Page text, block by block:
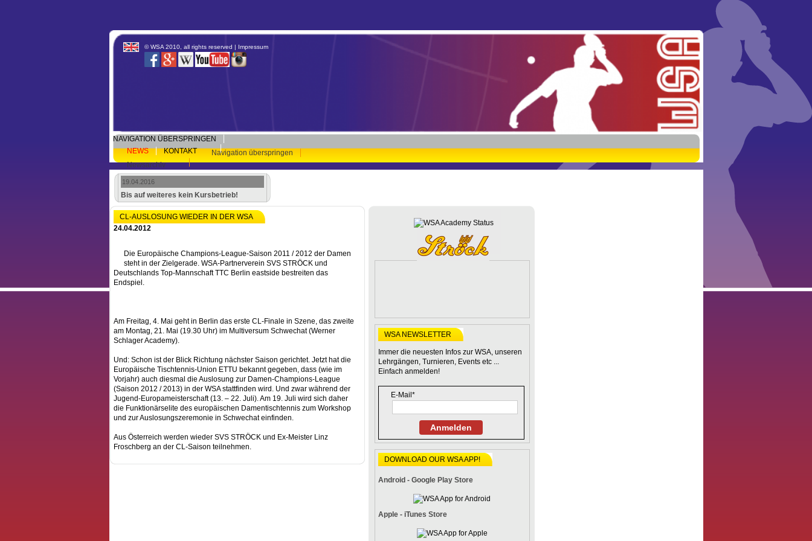
© WSA 2010, all rights reserved | Impressum
NAVIGATION ÜBERSPRINGEN
NEWS
KONTAKT
Navigation überspringen
Newsarchiv
19.04.2016
Bis auf weiteres kein Kursbetrieb!
CL-AUSLOSUNG WIEDER IN DER WSA
24.04.2012
Die Europäische Champions-League-Saison 2011 / 2012 der Damen
steht in der Zielgerade. WSA-Partnerverein SVS STRÖCK und
Deutschlands Top-Mannschaft TTC Berlin eastside bestreiten das
Endspiel.
Am Freitag, 4. Mai geht in Berlin das erste CL-Finale in Szene, das zweite
am Montag, 21. Mai (19.30 Uhr) im Multiversum Schwechat (Werner
Schlager Academy).
Und: Schon ist der Blick Richtung nächster Saison gerichtet. Jetzt hat die
Europäische Tischtennis-Union ETTU bekannt gegeben, dass (wie im
Vorjahr) auch diesmal die Auslosung zur Damen-Champions-League
(Saison 2012 / 2013) in der WSA stattfinden wird. Und zwar während der
Jugend-Europameisterschaft (13. – 22. Juli). Am 19. Juli wird sich daher
die Funktionärselite des europäischen Damentischtennis zum Workshop
und zur Auslosungszeremonie in Schwechat einfinden.
Aus Österreich werden wieder SVS STRÖCK und Ex-Meister Linz
Froschberg an der CL-Saison teilnehmen.
WSA NEWSLETTER
Immer die neuesten Infos zur WSA, unseren
Lehrgängen, Turnieren, Events etc ...
Einfach anmelden!
E-Mail*
Anmelden
DOWNLOAD OUR WSA APP!
Android - Google Play Store
Apple - iTunes Store